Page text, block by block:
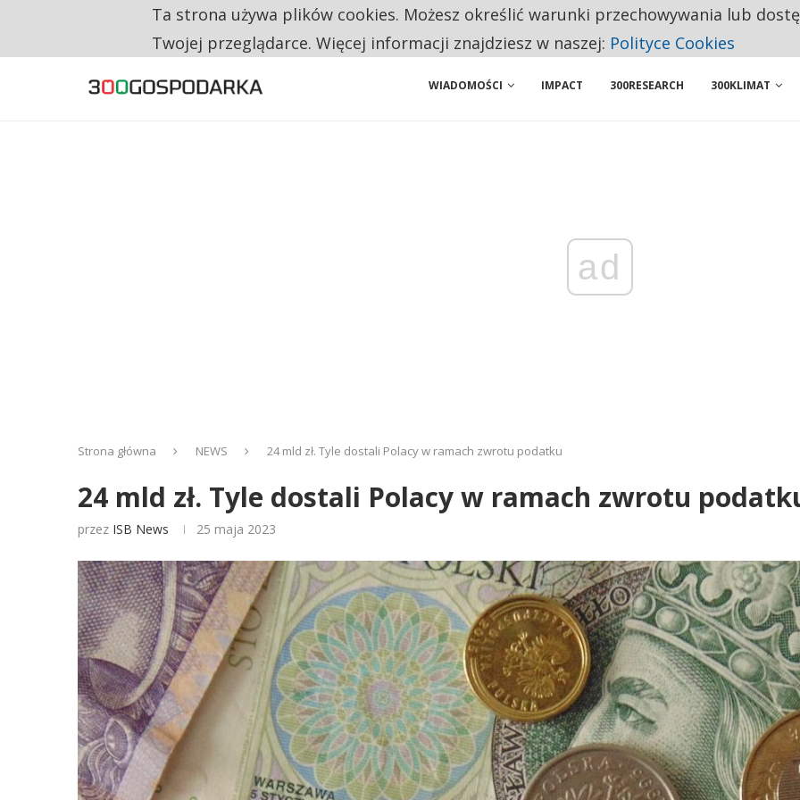
RESTRYKCJE CHIN UDERZAJĄ W EUROPEJSKI PRZEMYSŁ. NA LIŚCIE SĄ DWA PODMIOTY Z POLSKI
WIADOMOŚCI IMPACT 300RESEARCH 300KLIMAT
ad
Strona główna NEWS 24 mld zł. Tyle dostali Polacy w ramach zwrotu podatku
24 mld zł. Tyle dostali Polacy w ramach zwrotu
przez ISB News 25 maja 2023
Ta strona używa plików cookies. Możesz określić warunki przechowywania lub
Twojej przeglądarce. Więcej informacji znajdziesz w naszej: Polityce Cookies